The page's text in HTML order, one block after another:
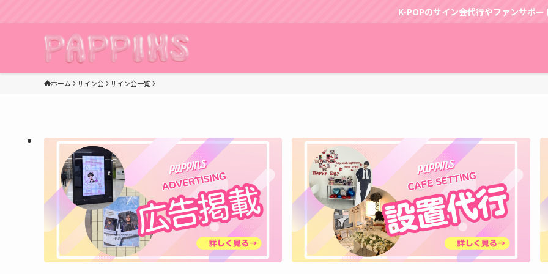
K-POPのサイン会代行やファンサポートはパッピンスにおまかせ
ホーム サイン会 サイン会一覧